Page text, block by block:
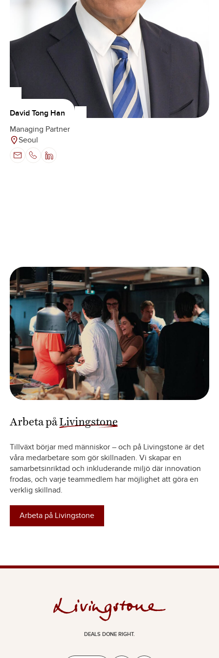
David Tong Han
Managing Partner
Seoul
Arbeta på Livingstone
Tillväxt börjar med människor – och på Livingstone är det
våra medarbetare som gör skillnaden. Vi skapar en
samarbetsinriktad och inkluderande miljö där innovation
frodas, och varje teammedlem har möjlighet att göra en
verklig skillnad.
Arbeta på Livingstone
DEALS DONE RIGHT.